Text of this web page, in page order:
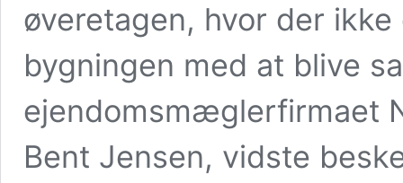
øveretagen, hvor der
bygningen med at blive
ejendomsmæglerfirmaet
Bent Jensen, vidste